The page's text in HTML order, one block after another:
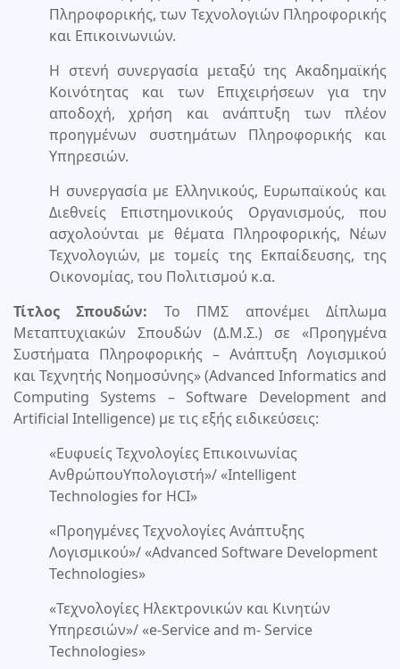
Πληροφορικής, των Τεχνολογιών Πληροφορικής
και Επικοινωνιών.
Η στενή συνεργασία μεταξύ της Ακαδημαϊκής
Κοινότητας και των Επιχειρήσεων για την
αποδοχή, χρήση και ανάπτυξη των πλέον
προηγμένων συστημάτων Πληροφορικής και
Υπηρεσιών.
Η συνεργασία με Ελληνικούς, Ευρωπαϊκούς και
Διεθνείς Επιστημονικούς Οργανισμούς, που
ασχολούνται με θέματα Πληροφορικής, Νέων
Τεχνολογιών, με τομείς της Εκπαίδευσης, της
Οικονομίας, του Πολιτισμού κ.α.
Τίτλος Σπουδών: Το ΠΜΣ απονέμει Δίπλωμα
Μεταπτυχιακών Σπουδών (Δ.Μ.Σ.) σε «Προηγμένα
Συστήματα Πληροφορικής – Ανάπτυξη Λογισμικού
και Τεχνητής Νοημοσύνης» (Advanced Informatics and
Computing Systems – Software Development and
Αrtificial Intelligence) με τις εξής ειδικεύσεις:
«Ευφυείς Τεχνολογίες Επικοινωνίας
ΑνθρώπουΥπολογιστή»/ «Intelligent
Technologies for HCI»
«Προηγμένες Τεχνολογίες Ανάπτυξης
Λογισμικού»/ «Advanced Software Development
Technologies»
«Τεχνολογίες Ηλεκτρονικών και Κινητών
Υπηρεσιών»/ «e-Service and m- Service
Technologies»